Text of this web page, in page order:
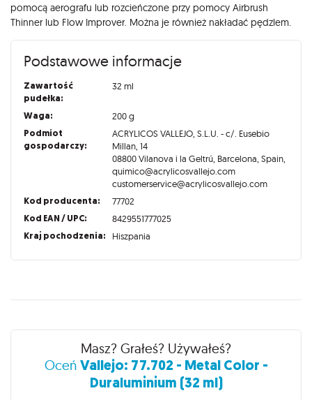
pomocą aerografu lub rozcieńczone przy pomocy Airbrush
Thinner lub Flow Improver. Można je również nakładać pędzlem.
Podstawowe informacje
Zawartość
pudełka:
32 ml
Waga: 200 g
Podmiot
gospodarczy:
ACRYLICOS VALLEJO, S.L.U. - c/. Eusebio
Millan, 14
08800 Vilanova i la Geltrú, Barcelona, Spain,
quimico@acrylicosvallejo.com
customerservice@acrylicosvallejo.com
Kod producenta: 77702
Kod EAN / UPC: 8429551777025
Kraj pochodzenia: Hiszpania
Recenzje
Masz? Grałeś? Używałeś?
Oceń Vallejo: 77.702 - Metal Color -
Duraluminium (32 ml)